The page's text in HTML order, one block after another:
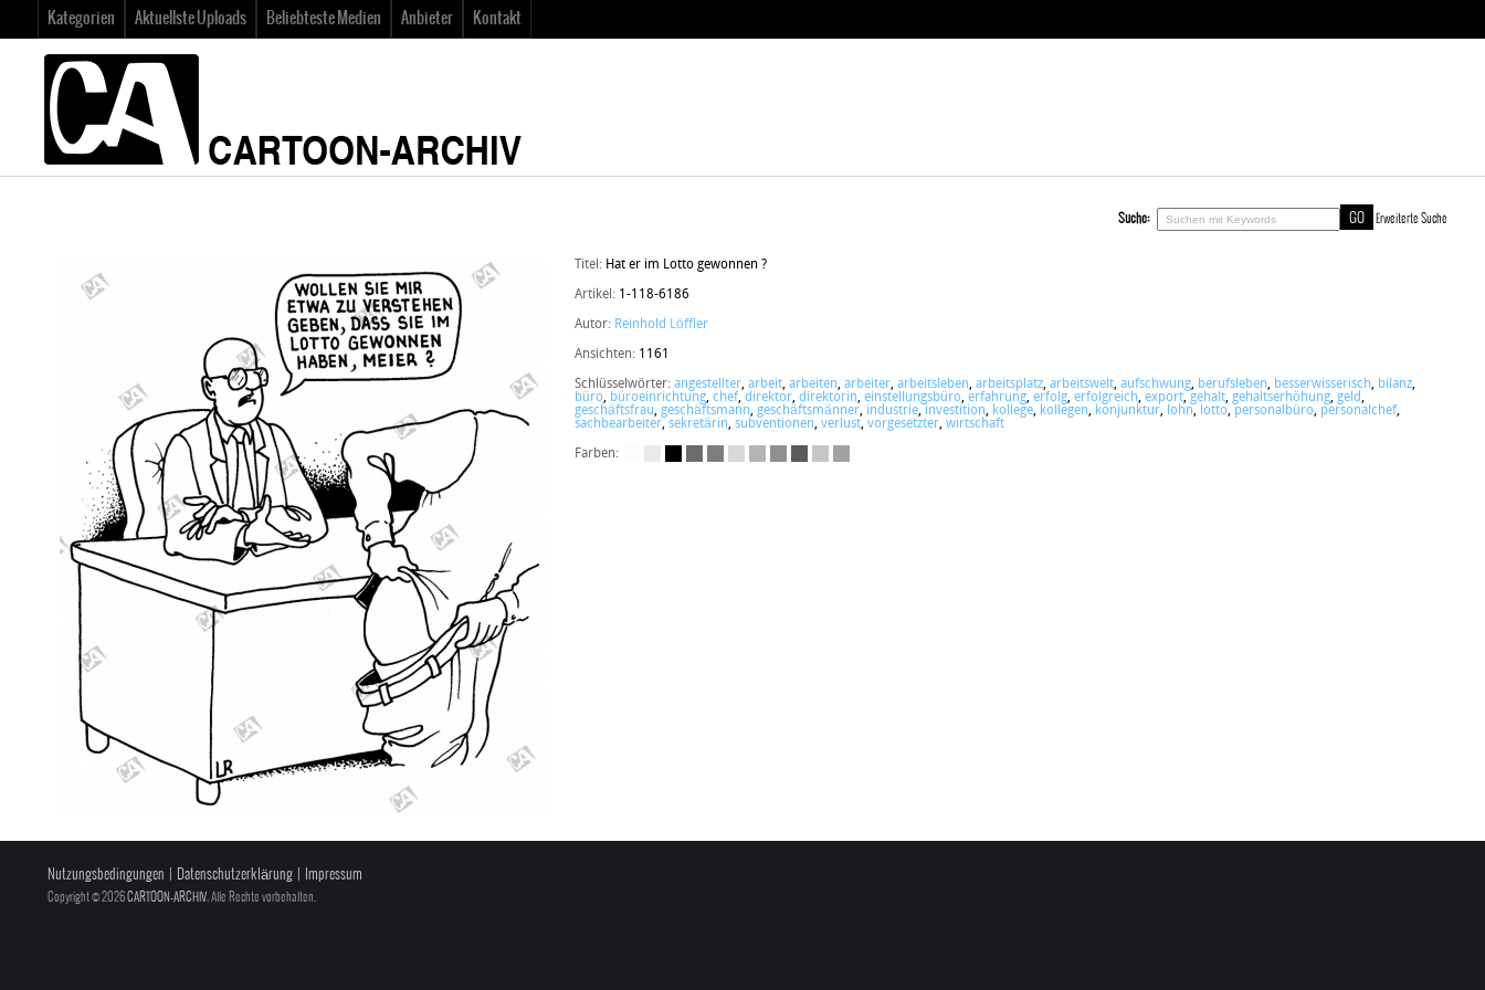
Kategorien Aktuellste Uploads Beliebteste Medien Anbieter Kontakt
Suche: Erweiterte Suche
Titel: Hat er im Lotto gewonnen ?
Artikel: 1-118-6186
Autor: Reinhold Löffler
Ansichten: 1161
Schlüsselwörter: angestellter, arbeit, arbeiten, arbeiter, arbeitsleben, arbeitsplatz, arbeitswelt, aufschwung, berufsleben, besserwisserisch, bilanz,
büro, büroeinrichtung, chef, direktor, direktorin, einstellungsbüro, erfahrung, erfolg, erfolgreich, export, gehalt, gehaltserhöhung, geld,
geschäftsfrau, geschäftsmann, geschäftsmänner, industrie, investition, kollege, kollegen, konjunktur, lohn, lotto, personalbüro, personalchef,
sachbearbeiter, sekretärin, subventionen, verlust, vorgesetzter, wirtschaft
Farben:
Nutzungsbedingungen Datenschutzerklärung Impressum
Copyright © 2026CARTOON-ARCHIV, Alle Rechte vorbehalten.